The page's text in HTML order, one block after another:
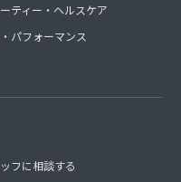
ティー・ヘルスケア
パフォーマンス
フに相談する